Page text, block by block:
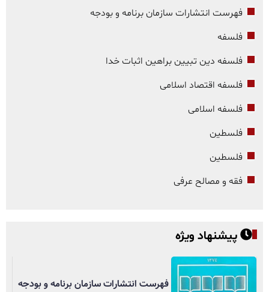
فهرست انتشارات سازمان برنامه و بودجه
فلسفه
فلسفه دین تبیین براهین اثبات خدا
فلسفه اقتصاد اسلامی
فلسفه اسلامی
فلسطین
فلسطین
فقه و مصالح عرفی
پیشنهاد ویژه
فهرست انتشارات سازمان برنامه و بودجه